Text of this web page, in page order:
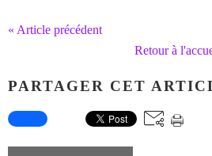
« Article précédent
Retour à
PARTAGER CET